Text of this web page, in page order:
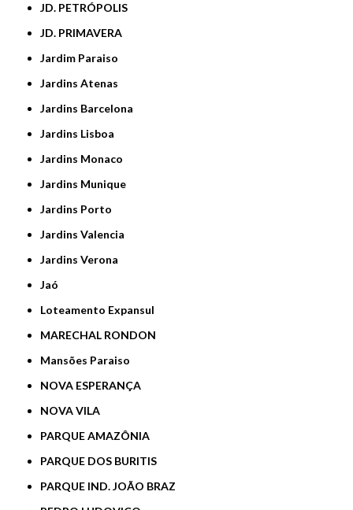
JD. PETRÓPOLIS
JD. PRIMAVERA
Jardim Paraiso
Jardins Atenas
Jardins Barcelona
Jardins Lisboa
Jardins Monaco
Jardins Munique
Jardins Porto
Jardins Valencia
Jardins Verona
Jaó
Loteamento Expansul
MARECHAL RONDON
Mansões Paraiso
NOVA ESPERANÇA
NOVA VILA
PARQUE AMAZÔNIA
PARQUE DOS BURITIS
PARQUE IND. JOÃO BRAZ